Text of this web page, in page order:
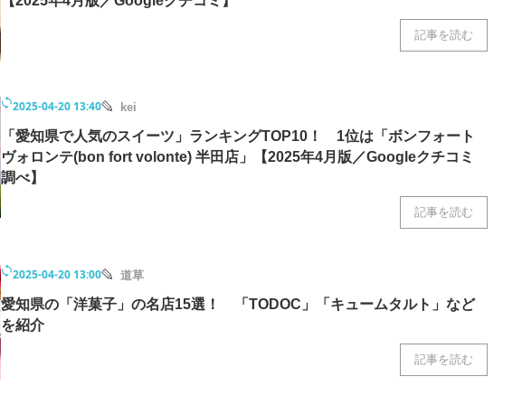
記事を読む
2025-04-20 13:40 kei
「愛知県で人気のスイーツ」ランキングTOP10！ 1位は「ボンフォート
ヴォロンテ(bon fort volonte) 半田店」【2025年4月版／Googleクチコミ
調べ】
記事を読む
2025-04-20 13:00 道草
愛知県の「洋菓子」の名店15選！ 「TODOC」「キュームタルト」など
を紹介
記事を読む